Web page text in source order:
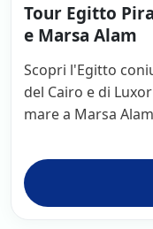
Tour Egitto
e Marsa Alam
Scopri l'Egitto
del Cairo e di
mare a Marsa